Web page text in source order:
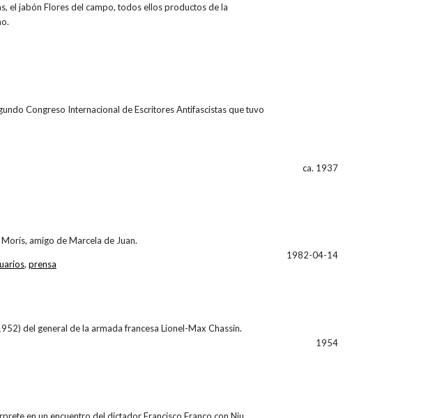
el jabón Flores del campo, todos ellos productos de la
Congreso Internacional de Escritores Antifascistas que tuvo
ca. 1937
amigo de Marcela de Juan.
1982-04-14
, prensa
del general de la armada francesa Lionel-Max Chassin.
1954